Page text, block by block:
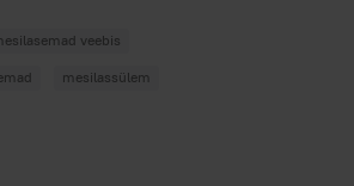
veebis
mesilassülem